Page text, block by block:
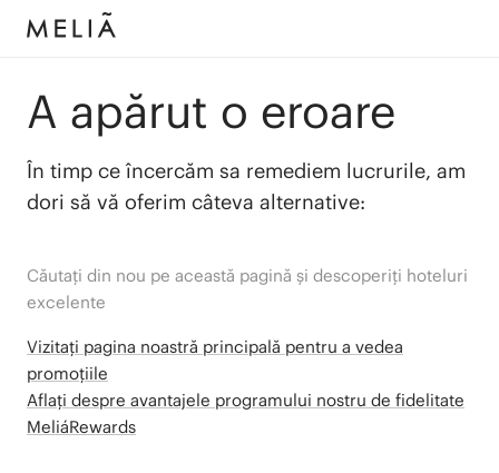
A apărut o eroare
În timp ce încercăm sa remediem lucrurile, am
dori să vă oferim câteva alternative:
Căutați din nou pe această pagină și descoperiți hoteluri
excelente
Vizitați pagina noastră principală pentru a vedea
promoțiile
Aflați despre avantajele programului nostru de fidelitate
MeliáRewards